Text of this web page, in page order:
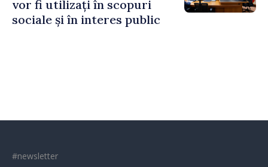
vor fi utilizați în scopuri
sociale și în interes public
#newsletter